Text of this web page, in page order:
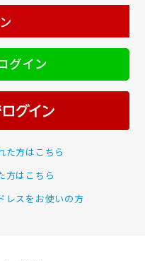
グイン
た方はこちら
方はこちら
レスをお使いの方